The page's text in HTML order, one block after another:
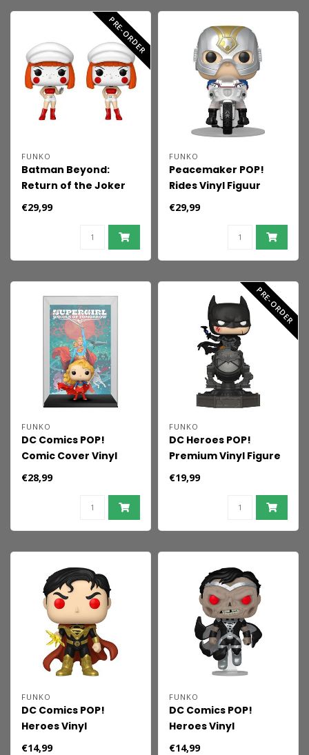
PRE-ORDER
FUNKO
Batman Beyond:
Return of the Joker
POP! Vinyl Figures 2-
€29,99
FUNKO
Peacemaker POP!
Rides Vinyl Figuur
Peacemaker
€29,99
FUNKO
DC Comics POP!
Comic Cover Vinyl
Figure Supergirl 9 cm
€28,99
PRE-ORDER
FUNKO
DC Heroes POP!
Premium Vinyl Figure
Batman(SFX) 9 cm
€19,99
FUNKO
DC Comics POP!
Heroes Vinyl
Superman Fall of
€14,99
FUNKO
DC Comics POP!
Heroes Vinyl
Superman Blackest
€14,99